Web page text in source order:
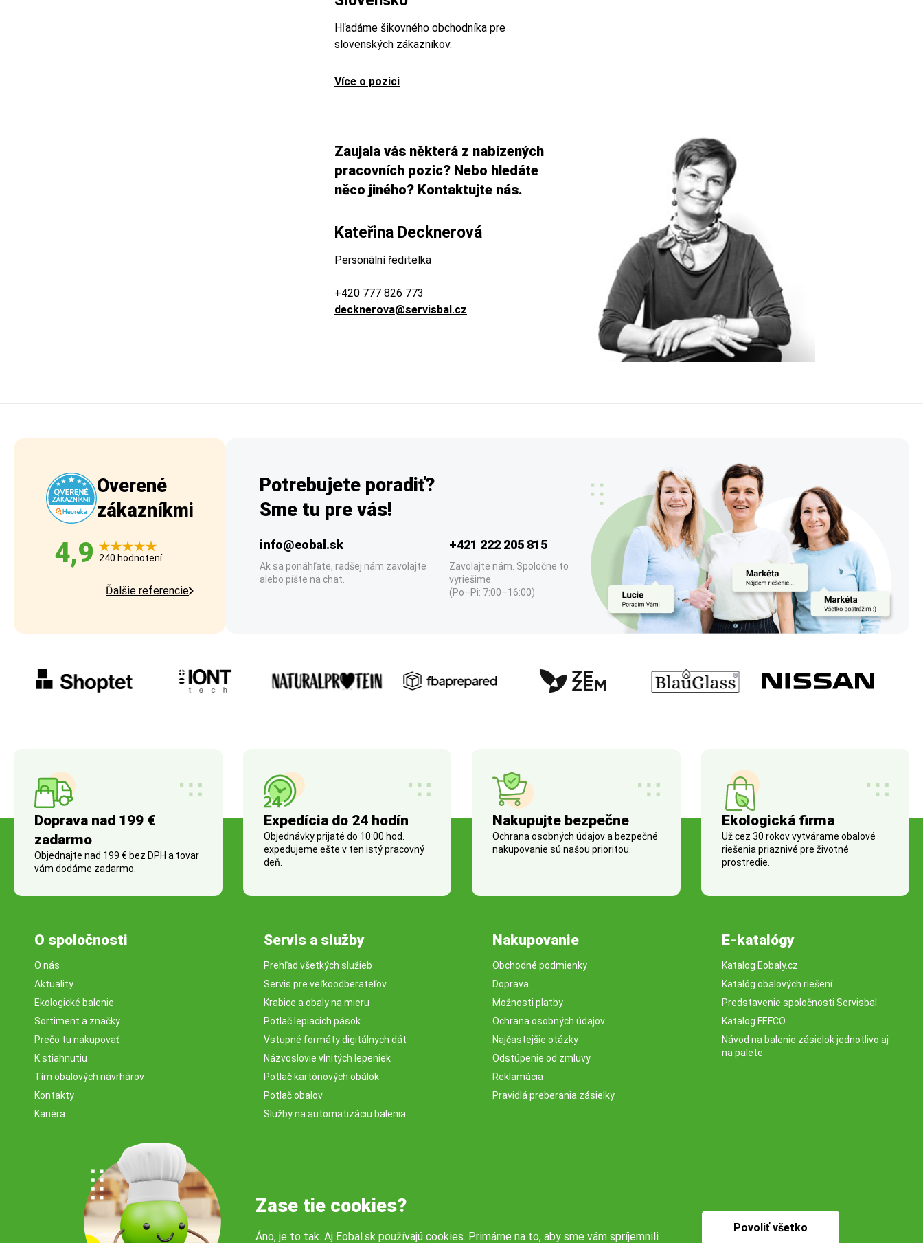
Hľadáme šikovného obchodníka pre
slovenských zákazníkov.
Více o pozici
Zaujala vás některá z nabízených
pracovních pozic? Nebo hledáte
něco jiného? Kontaktujte nás.
Kateřina Decknerová
Personální ředitelka
+420 777 826 773
decknerova@servisbal.cz
Overené
zákazníkmi
4,9 240 hodnotení
Ďalšie referencie
Potrebujete poradiť?
Sme tu pre vás!
info@eobal.sk
Ak sa ponáhľate, radšej nám zavolajte
alebo píšte na chat.
+421 222 205 815
Zavolajte nám. Spoločne to
vyriešime.
(Po–Pi: 7:00–16:00)
Doprava nad 199 €
zadarmo
Objednajte nad 199 € bez DPH a tovar
vám dodáme zadarmo.
Expedícia do 24 hodín
Objednávky prijaté do 10:00 hod.
expedujeme ešte v ten istý pracovný
deň.
Nakupujte bezpečne
Ochrana osobných údajov a bezpečné
nakupovanie sú našou prioritou.
Ekologická firma
Už cez 30 rokov vytvárame obalové
riešenia priaznivé pre životné
prostredie.
O spoločnosti
O nás
Aktuality
Ekologické balenie
Sortiment a značky
Prečo tu nakupovať
K stiahnutiu
Tím obalových návrhárov
Kontakty
Kariéra
Servis a služby
Prehľad všetkých služieb
Servis pre veľkoodberateľov
Krabice a obaly na mieru
Potlač lepiacich pások
Vstupné formáty digitálnych dát
Názvoslovie vlnitých lepeniek
Potlač kartónových obálok
Potlač obalov
Služby na automatizáciu balenia
Nakupovanie
Obchodné podmienky
Doprava
Možnosti platby
Ochrana osobných údajov
Najčastejšie otázky
Odstúpenie od zmluvy
Reklamácia
Pravidlá preberania zásielky
E-katalógy
Katalog Eobaly.cz
Katalóg obalových riešení
Predstavenie spoločnosti Servisbal
Katalog FEFCO
Návod na balenie zásielok jednotlivo aj
na palete
Zase tie cookies?
Áno, je to tak. Aj Eobal.sk používajú cookies. Primárne na to, aby sme vám spríjemnili
Povoliť všetko